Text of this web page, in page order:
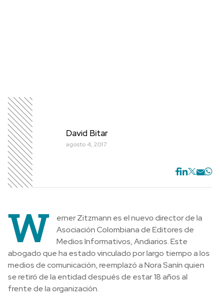
David Bitar
agosto 4, 2017
W
erner Zitzmann es el nuevo director de la
Asociación Colombiana de Editores de
Medios Informativos, Andiarios. Este
abogado que ha estado vinculado por largo tiempo a los
medios de comunicación, reemplazó a Nora Sanín quien
se retiró de la entidad después de estar 18 años al
frente de la organización.